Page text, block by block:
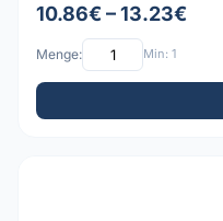
10.86€ – 13.23€
Menge: Min: 1